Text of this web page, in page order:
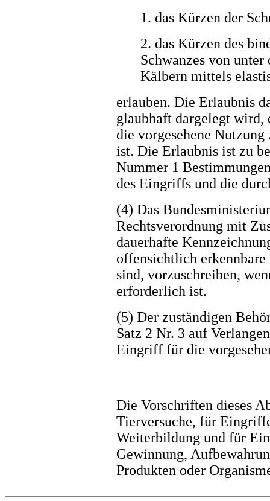
1. das Kürzen der
2. das Kürzen des
Schwanzes von
Kälbern mittels
erlauben. Die Erlaubnis
glaubhaft dargelegt
die vorgesehene
ist. Die Erlaubnis ist zu
Nummer 1
des Eingriffs und die
(4) Das
Rechtsverordnung mit
dauerhafte
offensichtlich
sind, vorzuschreiben,
erforderlich ist.
(5) Der zuständigen
Satz 2 Nr. 3 auf
Eingriff für die
Die Vorschriften dieses
Tierversuche, für
Weiterbildung und für
Gewinnung,
Produkten oder